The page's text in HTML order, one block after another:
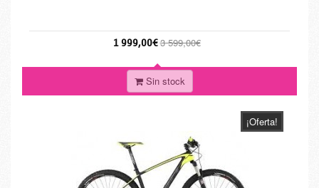
1 999,00€3 599,00€
Sin stock
¡Oferta!